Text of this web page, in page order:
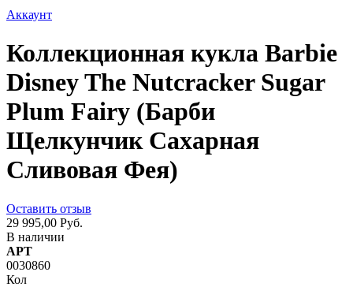
Аккаунт
Коллекционная кукла Barbie
Disney The Nutcracker Sugar
Plum Fairy (Барби
Щелкунчик Сахарная
Сливовая Фея)
Оставить отзыв
29 995,00 Руб.
В наличии
АРТ
0030860
Кол